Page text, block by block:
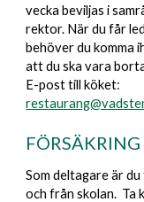
vecka beviljas i
rektor. När du får
behöver du komma
att du ska vara
E-post till köket:
FÖRSÄKRING
Som deltagare är
och från skolan. Ta